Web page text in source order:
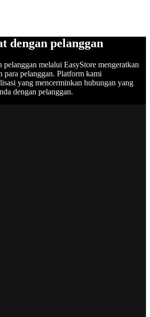
dengan pelanggan
pelanggan melalui EasyStore mengeratkan
para pelanggan. Platform kami
yang mencerminkan hubungan yang
dengan pelanggan.